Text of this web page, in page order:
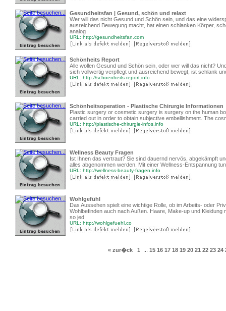
Gesundheitsfan | Gesund, schön und relaxt
Wer will das nicht Gesund und Schön sein, und das eine
ausreichend Bewegung macht, hat einen schlanken Körper,
analog
URL: http://gesundheitsfan.com
Schönheits Report
Alle wollen Gesund und Schön sein, oder wer will das nicht?
sich vollwertig verpflegt und ausreichend bewegt, ist schlank
URL: http://schoenheits-report.info
Schönheitsoperation - Plastische Chirurgie Informationen
Plastic surgery or cosmetic surgery is surgery on the human
carried out in order to obtain subjective embellishment. The
URL: http://plastische-chirurgie-infos.info
Wellness Beauty Fragen
Ist Ihnen das vertraut? Sie sind dauernd nervös, abgekämpft
alles abgenommen werden. Mit einer Wellness-Entspannung
URL: http://wellness-beauty-fragen.info
Wohlgefühl
Das Aussehen spielt eine wichtige Rolle, ob im Arbeits- oder
Wohlbefinden auch nach Außen. Haare, Make-up und
so jed
URL: http://wohlgefuehl.co
« zur�ck 1 15 16 17 18 19 20 21 22 23 24